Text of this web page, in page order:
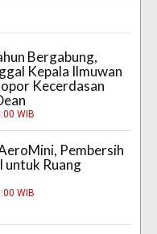
Bergabung,
Kepala Ilmuwan
Kecerdasan
WIB
Pembersih
untuk Ruang
WIB